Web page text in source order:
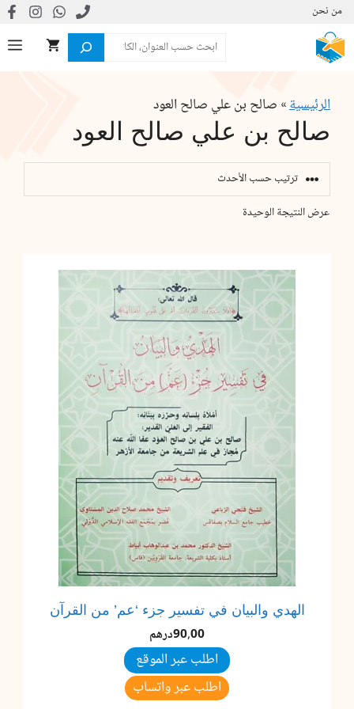
انتقل
إلى
المحتوى
من نحن
البحث
الرئيسية» صالح بن علي صالح العود
صالح بن علي صالح العود
عرض النتيجة الوحيدة
الهدي والبيان في تفسير جزء ‘عم’ من القرآن
90,00درهم
اطلب عبر الموقع
اطلب عبر واتساب